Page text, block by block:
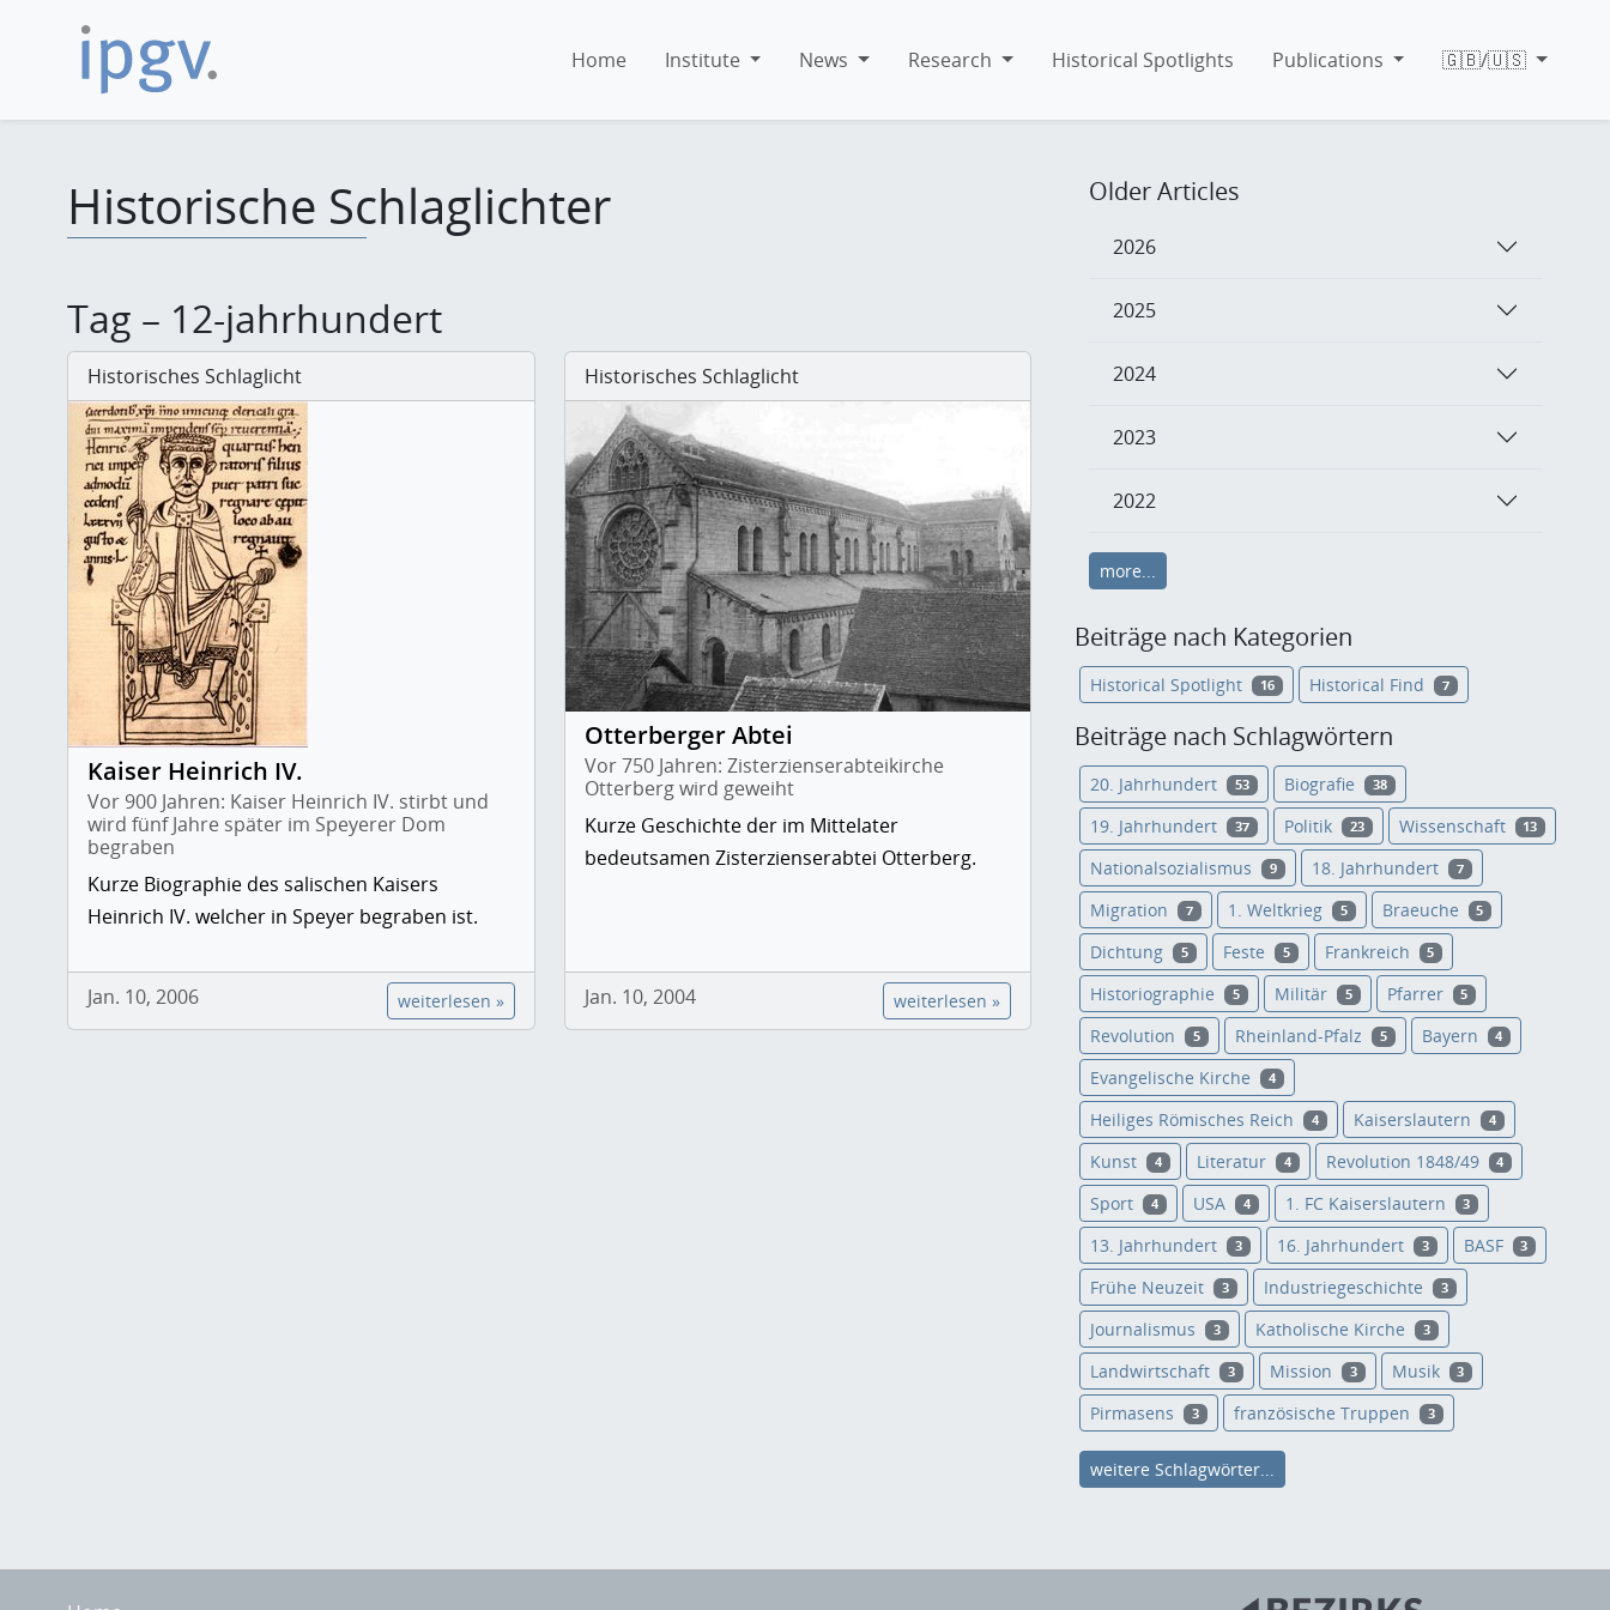
Home Institute News Research Historical Spotlights Publications 🇬🇧/🇺🇸
Historische Schlaglichter
Tag – 12-jahrhundert
Historisches Schlaglicht
Kaiser Heinrich IV.
Vor 900 Jahren: Kaiser Heinrich IV. stirbt und
wird fünf Jahre später im Speyerer Dom
begraben
Kurze Biographie des salischen Kaisers
Heinrich IV. welcher in Speyer begraben ist.
Jan. 10, 2006 weiterlesen »
Historisches Schlaglicht
Otterberger Abtei
Vor 750 Jahren: Zisterzienserabteikirche
Otterberg wird geweiht
Kurze Geschichte der im Mittelater
bedeutsamen Zisterzienserabtei Otterberg.
Jan. 10, 2004 weiterlesen »
Older Articles
2026
2025
2024
2023
2022
more...
Beiträge nach Kategorien
Historical Spotlight 16 Historical Find 7
Beiträge nach Schlagwörtern
20. Jahrhundert 53 Biografie 38
19. Jahrhundert 37 Politik 23 Wissenschaft 13
Nationalsozialismus 9 18. Jahrhundert 7
Migration 7 1. Weltkrieg 5 Braeuche 5
Dichtung 5 Feste 5 Frankreich 5
Historiographie 5 Militär 5 Pfarrer 5
Revolution 5 Rheinland-Pfalz 5 Bayern 4
Evangelische Kirche 4
Heiliges Römisches Reich 4 Kaiserslautern 4
Kunst 4 Literatur 4 Revolution 1848/49 4
Sport 4 USA 4 1. FC Kaiserslautern 3
13. Jahrhundert 3 16. Jahrhundert 3 BASF 3
Frühe Neuzeit 3 Industriegeschichte 3
Journalismus 3 Katholische Kirche 3
Landwirtschaft 3 Mission 3 Musik 3
Pirmasens 3 französische Truppen 3
weitere Schlagwörter...